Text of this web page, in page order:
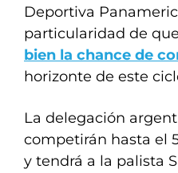
Deportiva
particularidad de que
bien la chance de
horizonte de este
La delegación
competirán hasta el
y tendrá a la palista